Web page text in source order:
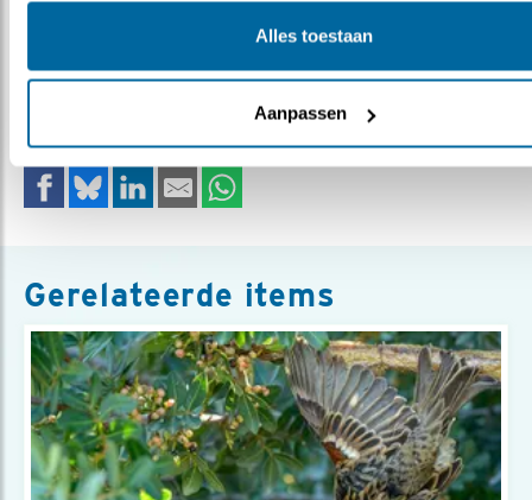
Alles toestaan
Aanpassen
illegalejacht birdlife vogeltrek jacht
Deel dit bericht
Gerelateerde items